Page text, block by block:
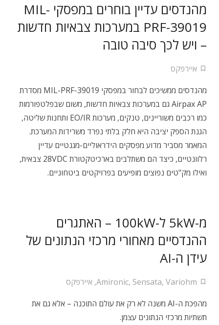
מהנדסים עדיין בוחרים במפסקי MIL-
PRF-39019 במערכות צבאיות חדשות
– ויש לכך סיבה טובה
איירפקס
מהנדסים ממשיכים לבחור במפסקי MIL-PRF-39019 מסדרת
Airpax AP גם במערכות צבאיות חדשות, משום שבפלטפורמות
כמו רכבים משוריינים, טנקים, מערכות EO/IR ותחנות שליטה,
הגנת הספק יציבה היא חלק בלתי נפרד משרידות המערכת.
המאמר מסביר מדוע מפסקים הידראוליים-מגנטיים עדיין
רלוונטיים, כיצד הם משתלבים בארכיטקטורת 28VDC צבאית,
ואילו מק"טים נפוצים מופיעים בפרויקטים ביטחוניים.
מ-5kW ל-100kW – האתגרים
ההנדסיים מאחורי מרכזי הנתונים של
עידן ה-AI
Amironic, Sensata, Variohm
, איירפקס
מהפכת ה-AI משנה לא רק את עולם התוכנה – אלא גם את
תשתיות מרכזי הנתונים עצמן.